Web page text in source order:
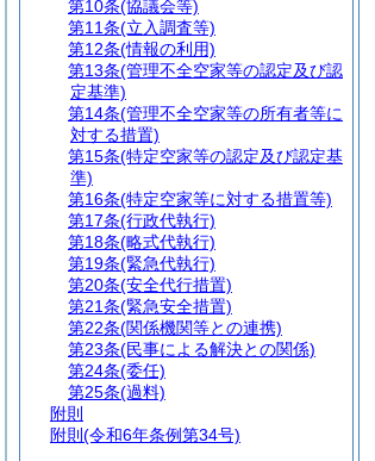
第10条(協議会等)
第11条(立入調査等)
第12条(情報の利用)
第13条(管理不全空家等の認定及び認
定基準)
第14条(管理不全空家等の所有者等に
対する措置)
第15条(特定空家等の認定及び認定基
準)
第16条(特定空家等に対する措置等)
第17条(行政代執行)
第18条(略式代執行)
第19条(緊急代執行)
第20条(安全代行措置)
第21条(緊急安全措置)
第22条(関係機関等との連携)
第23条(民事による解決との関係)
第24条(委任)
第25条(過料)
附則
附則 (令和6年条例第34号)